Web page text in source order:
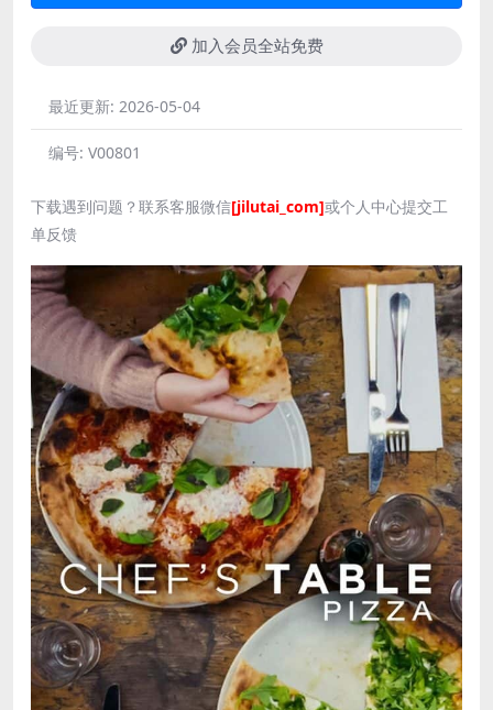
加入会员全站免费
最近更新: 2026-05-04
编号: V00801
下载遇到问题？联系客服微信[jilutai_com]或个人中心提交工
单反馈